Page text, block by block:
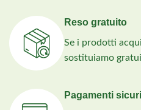
Reso gratuito
Se i prodotti
sostituiamo
Pagamenti sicuri